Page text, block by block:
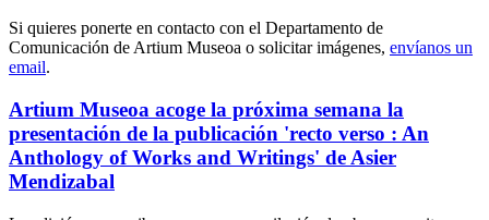
Si quieres ponerte en contacto con el Departamento de
Comunicación de Artium Museoa o solicitar imágenes, envíanos un
email.
Artium Museoa acoge la próxima semana la
presentación de la publicación 'recto verso : An
Anthology of Works and Writings' de Asier
Mendizabal